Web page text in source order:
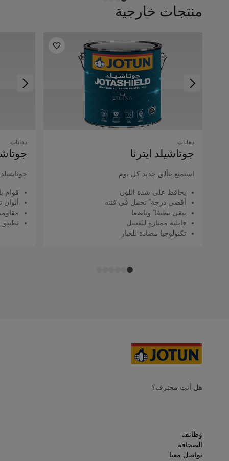
منتجات خارجية
دهانات
جوتاشيلد اﻳﺘﺮﻧﺎ
استمتع بتألق جديد كل يوم
يحافظ على شدة اللون
أقصى درجة ّ تحمل في فئته
يبقى نظيفا ً وناصعا
قابلية ممتازة للغسل
تكنولوجيا مضادة للغبار
دهانات
جوتاشيلد
قوام
ألوان
هل أنت محترف؟
وظائف
الصحافة
تواصل معنا